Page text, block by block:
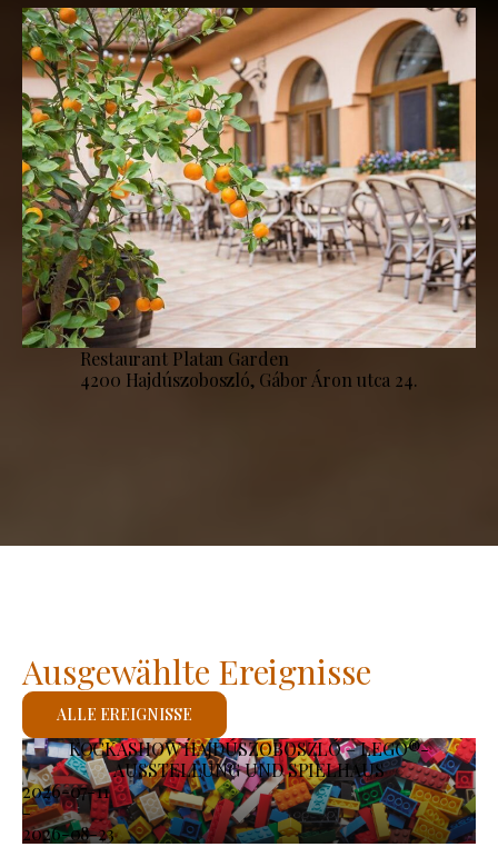
Restaurant Platan Garden
4200 Hajdúszoboszló, Gábor Áron utca 24.
KOCKASHOW HAJDÚSZOBOSZLÓ – LEGO®-
AUSSTELLUNG UND SPIELHAUS
2026-07-11
-
2026-08-23
Ausgewählte Ereignisse
ALLE EREIGNISSE